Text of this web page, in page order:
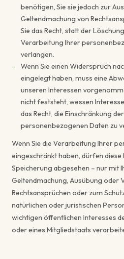
benötigen, Sie sie jedoch zur
Geltendmachung von
Sie das Recht, statt der
Verarbeitung Ihrer
verlangen.
Wenn Sie einen Widerspruch
eingelegt haben, muss eine
unseren Interessen
nicht feststeht, wessen
das Recht, die Einschränkung
personenbezogenen Daten zu
Wenn Sie die Verarbeitung Ihrer
eingeschränkt haben, dürfen diese
Speicherung abgesehen – nur mit
Geltendmachung, Ausübung oder
Rechtsansprüchen oder zum
natürlichen oder juristischen
wichtigen öffentlichen Interesses
oder eines Mitgliedstaats